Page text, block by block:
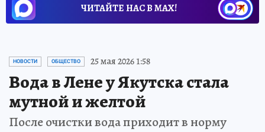
ЧИТАЙТЕ НАС В МАХ!
НОВОСТИ ОБЩЕСТВО 25 мая 2026 1:58
Вода в Лене у Якутска стала
мутной и желтой
После очистки вода приходит в норму